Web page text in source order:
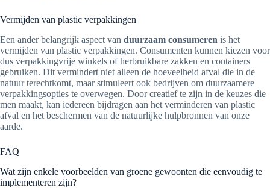
Vermijden van plastic verpakkingen
Een ander belangrijk aspect van duurzaam consumeren is het
vermijden van plastic verpakkingen. Consumenten kunnen kiezen voor
dus verpakkingvrije winkels of herbruikbare zakken en containers
gebruiken. Dit vermindert niet alleen de hoeveelheid afval die in de
natuur terechtkomt, maar stimuleert ook bedrijven om duurzaamere
verpakkingsopties te overwegen. Door creatief te zijn in de keuzes die
men maakt, kan iedereen bijdragen aan het verminderen van plastic
afval en het beschermen van de natuurlijke hulpbronnen van onze
aarde.
FAQ
Wat zijn enkele voorbeelden van groene gewoonten die eenvoudig te
implementeren zijn?